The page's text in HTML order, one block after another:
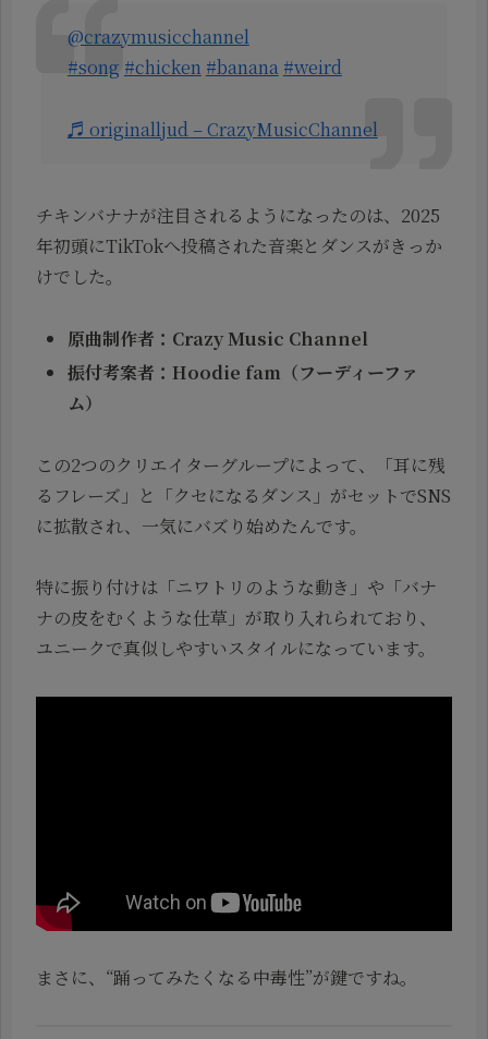
@crazymusicchannel
#song #chicken #banana #weird
♬ originalljud – CrazyMusicChannel
チキンバナナが注目されるようになったのは、2025
年初頭にTikTokへ投稿された音楽とダンスがきっか
けでした。
原曲制作者：Crazy Music Channel
振付考案者：Hoodie fam（フーディーファ
ム）
この2つのクリエイターグループによって、「耳に残
るフレーズ」と「クセになるダンス」がセットでSNS
に拡散され、一気にバズり始めたんです。
特に振り付けは「ニワトリのような動き」や「バナ
ナの皮をむくような仕草」が取り入れられており、
ユニークで真似しやすいスタイルになっています。
まさに、“踊ってみたくなる中毒性”が鍵ですね。